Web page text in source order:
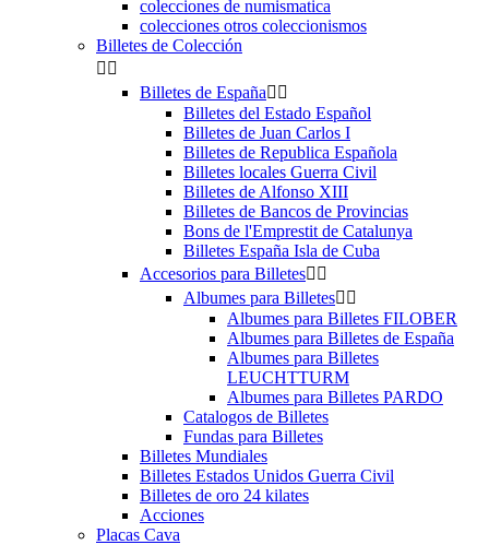
colecciones de numismatica
colecciones otros coleccionismos
Billetes de Colección
 
Billetes de España 
Billetes del Estado Español
Billetes de Juan Carlos I
Billetes de Republica Española
Billetes locales Guerra Civil
Billetes de Alfonso XIII
Billetes de Bancos de Provincias
Bons de l'Emprestit de Catalunya
Billetes España Isla de Cuba
Accesorios para Billetes 
Albumes para Billetes 
Albumes para Billetes FILOBER
Albumes para Billetes de España
Albumes para Billetes
LEUCHTTURM
Albumes para Billetes PARDO
Catalogos de Billetes
Fundas para Billetes
Billetes Mundiales
Billetes Estados Unidos Guerra Civil
Billetes de oro 24 kilates
Acciones
Placas Cava